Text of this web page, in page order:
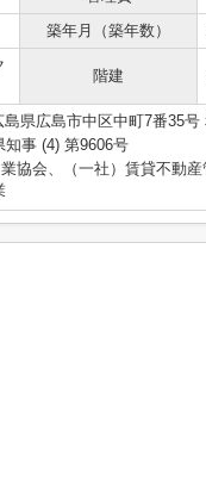
築年月（築年数）
階建
島県広島市中区中町7番35号
知事 (4) 第9606号
業協会、（一社）賃貸不動